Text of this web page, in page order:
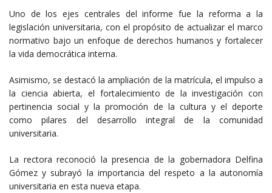
Uno de los ejes centrales del informe fue la reforma a la
legislación universitaria, con el propósito de actualizar el marco
normativo bajo un enfoque de derechos humanos y fortalecer
la vida democrática interna.
Asimismo, se destacó la ampliación de la matrícula, el impulso a
la ciencia abierta, el fortalecimiento de la investigación con
pertinencia social y la promoción de la cultura y el deporte
como pilares del desarrollo integral de la comunidad
universitaria.
La rectora reconoció la presencia de la gobernadora Delfina
Gómez y subrayó la importancia del respeto a la autonomía
universitaria en esta nueva etapa.